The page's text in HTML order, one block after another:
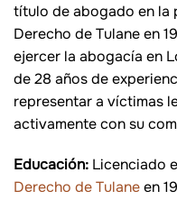
título de abogado en la
Derecho de Tulane en
ejercer la abogacía en
de 28 años de
representar a víctimas
activamente con su
Educación: Licenciado
Derecho de Tulaneen